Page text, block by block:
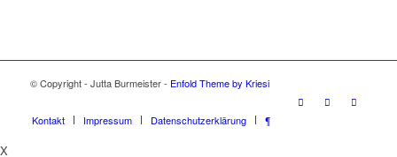
© Copyright - Jutta Burmeister - Enfold Theme by Kriesi
Kontakt Impressum Datenschutzerklärung ¶
X